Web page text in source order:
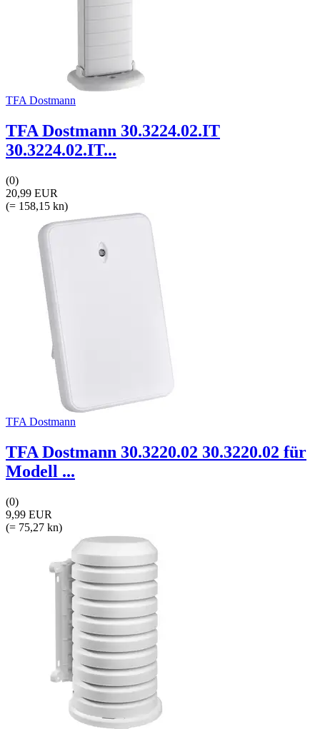
TFA Dostmann
TFA Dostmann 30.3224.02.IT
30.3224.02.IT...
(0)
20,99 EUR
(= 158,15 kn)
TFA Dostmann
TFA Dostmann 30.3220.02 30.3220.02 für
Modell ...
(0)
9,99 EUR
(= 75,27 kn)